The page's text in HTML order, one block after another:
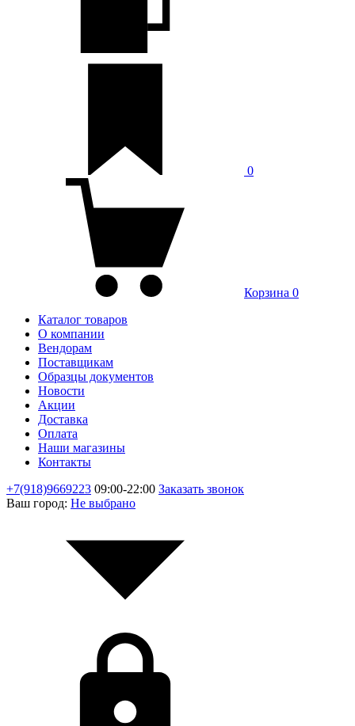
0
Корзина 0
Каталог товаров
О компании
Вендорам
Поставщикам
Образцы документов
Новости
Акции
Доставка
Оплата
Наши магазины
Контакты
+7(918)9669223 09:00-22:00 Заказать звонок
Ваш город: Не выбрано